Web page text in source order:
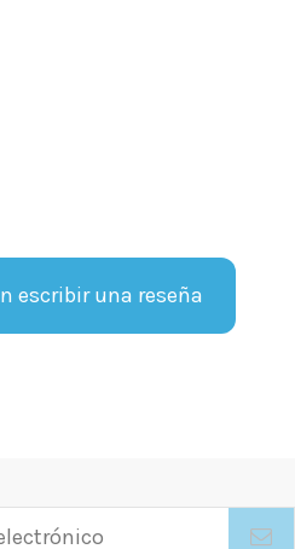
escribir una reseña